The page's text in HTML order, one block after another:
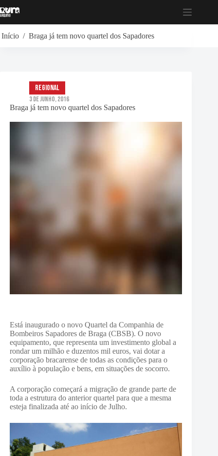
para
Início / Braga já tem novo quartel dos Sapadores
Braga já tem novo quartel dos Sapadores
Regional
3 de Junho, 2016
Está inaugurado o novo Quartel da Companhia de
Bombeiros Sapadores de Braga (CBSB). O novo
equipamento, que representa um investimento global a
rondar um milhão e duzentos mil euros, vai dotar a
corporação bracarense de todas as condições para o
auxílio à população e bens, em situações de socorro.
A corporação começará a migração de grande parte de
toda a estrutura do anterior quartel para que a mesma
esteja finalizada até ao início de Julho.